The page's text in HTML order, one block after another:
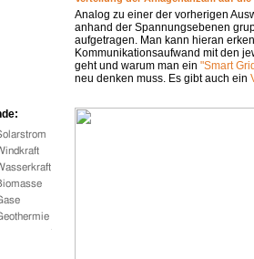
Analog zu einer der vorherigen
anhand der Spannungsebenen
aufgetragen. Man kann hieran
Kommunikationsaufwand mit den
geht und warum man ein "Smart
neu denken muss. Es gibt auch ein